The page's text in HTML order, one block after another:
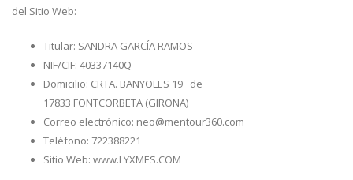
del Sitio Web:
Titular: SANDRA GARCÍA RAMOS
NIF/CIF: 40337140Q
Domicilio: CRTA. BANYOLES 19 de
17833 FONTCORBETA (GIRONA)
Correo electrónico: neo@mentour360.com
Teléfono: 722388221
Sitio Web: www.LYXMES.COM